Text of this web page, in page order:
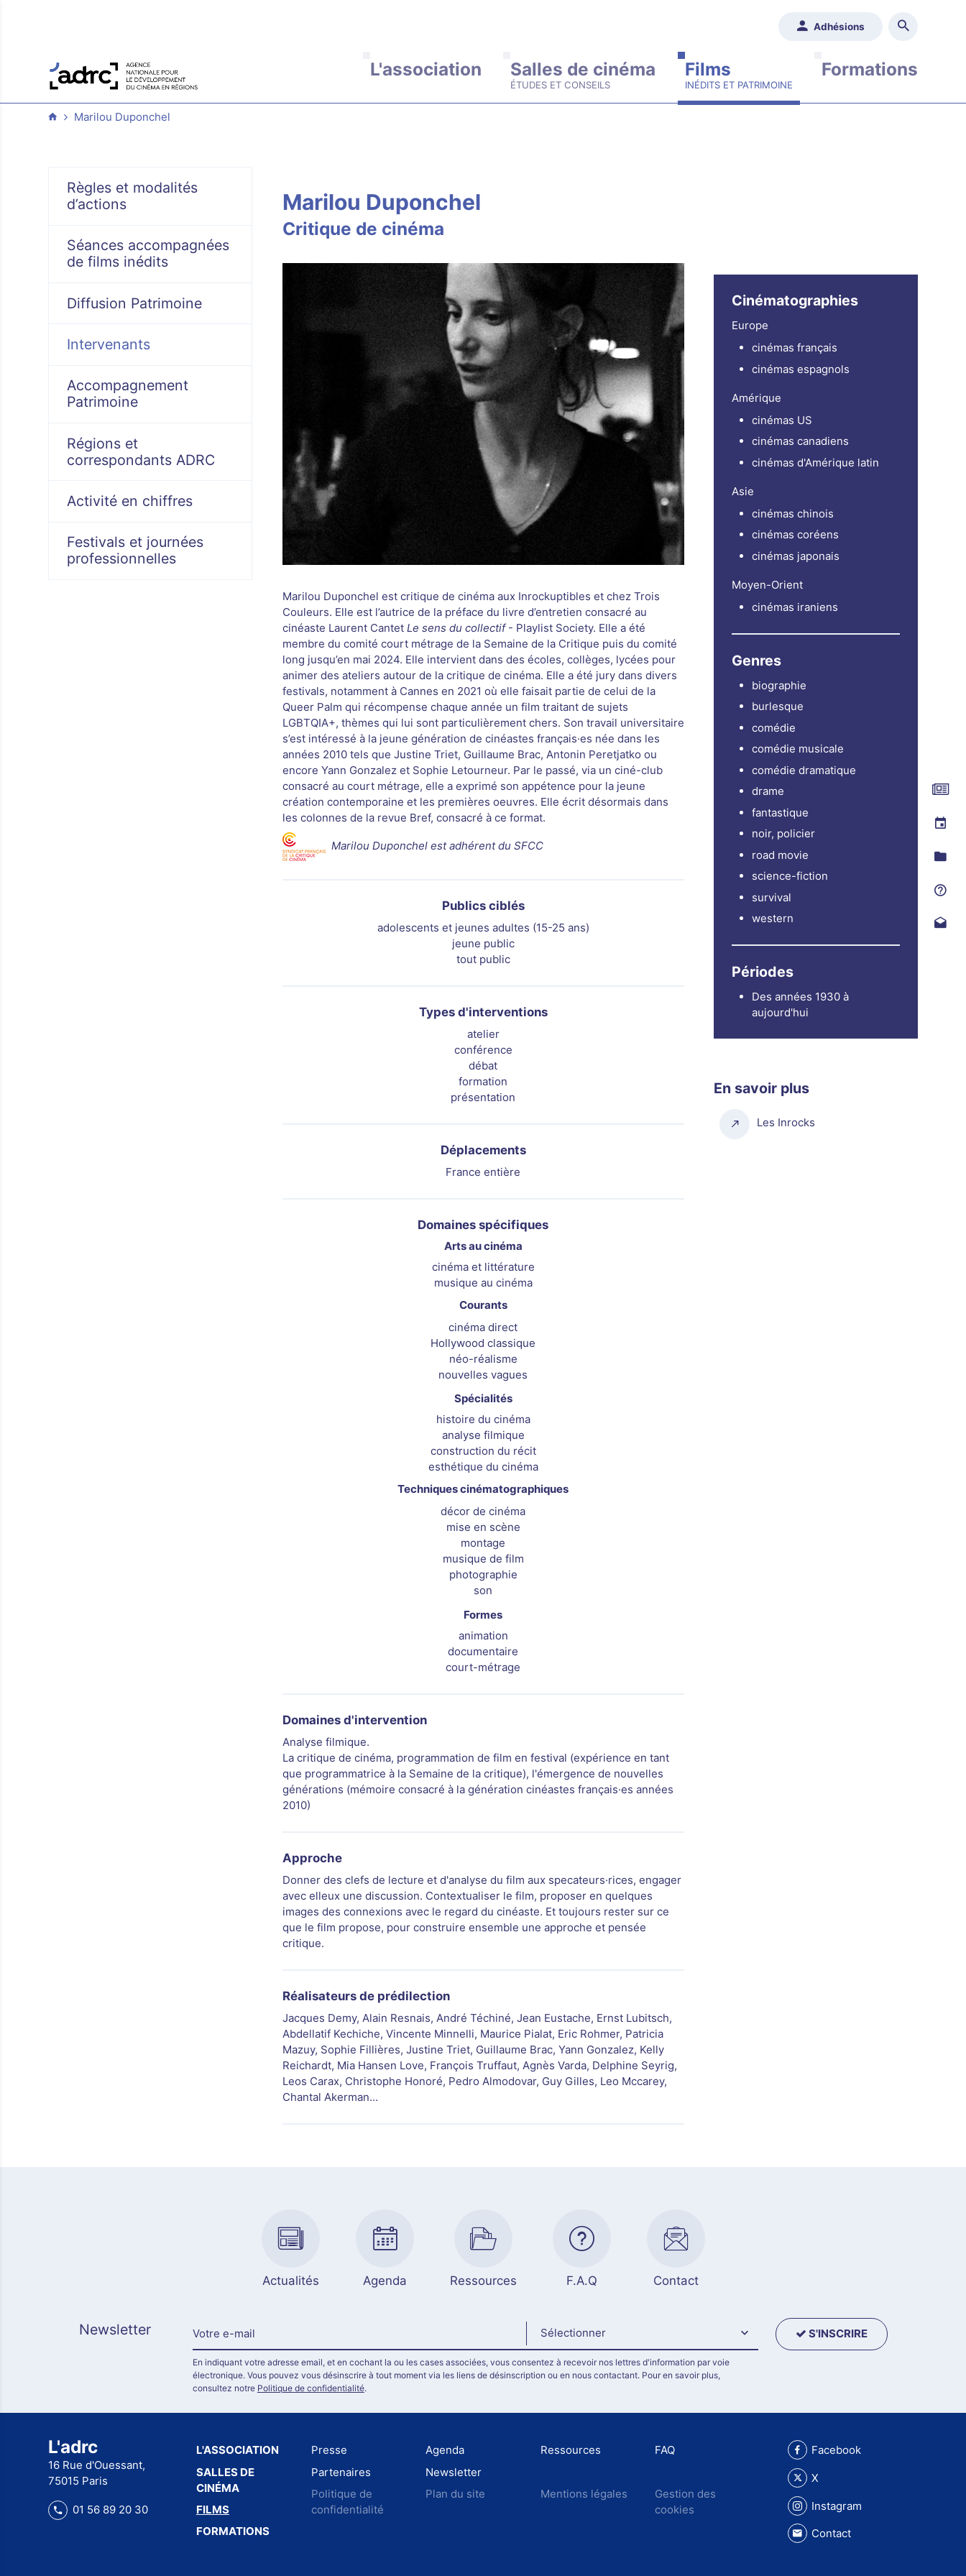
Adhésions
L'association Salles de cinéma Films Formations
Marilou Duponchel
Règles et modalités
d’actions
Séances accompagnées
de films inédits
Diffusion Patrimoine
Intervenants
Accompagnement
Patrimoine
Régions et
correspondants ADRC
Activité en chiffres
Festivals et journées
professionnelles
Marilou Duponchel
Critique de cinéma
Marilou Duponchel est critique de cinéma aux Inrockuptibles et chez Trois
Couleurs. Elle est l’autrice de la préface du livre d’entretien consacré au
cinéaste Laurent Cantet Le sens du collectif - Playlist Society. Elle a été
membre du comité court métrage de la Semaine de la Critique puis du comité
long jusqu’en mai 2024. Elle intervient dans des écoles, collèges, lycées pour
animer des ateliers autour de la critique de cinéma. Elle a été jury dans divers
festivals, notamment à Cannes en 2021 où elle faisait partie de celui de la
Queer Palm qui récompense chaque année un film traitant de sujets
LGBTQIA+, thèmes qui lui sont particulièrement chers. Son travail universitaire
s’est intéressé à la jeune génération de cinéastes français·es née dans les
années 2010 tels que Justine Triet, Guillaume Brac, Antonin Peretjatko ou
encore Yann Gonzalez et Sophie Letourneur. Par le passé, via un ciné-club
consacré au court métrage, elle a exprimé son appétence pour la jeune
création contemporaine et les premières oeuvres. Elle écrit désormais dans
les colonnes de la revue Bref, consacré à ce format.
Marilou Duponchel est adhérent du SFCC
Publics ciblés
adolescents et jeunes adultes (15-25 ans)
jeune public
tout public
Types d'interventions
atelier
conférence
débat
formation
présentation
Déplacements
France entière
Domaines spécifiques
Arts au cinéma
cinéma et littérature
musique au cinéma
Courants
cinéma direct
Hollywood classique
néo-réalisme
nouvelles vagues
Spécialités
histoire du cinéma
analyse filmique
construction du récit
esthétique du cinéma
Techniques cinématographiques
décor de cinéma
mise en scène
montage
musique de film
photographie
son
Formes
animation
documentaire
court-métrage
Domaines d'intervention
Analyse filmique.
La critique de cinéma, programmation de film en festival (expérience en tant
que programmatrice à la Semaine de la critique), l'émergence de nouvelles
générations (mémoire consacré à la génération cinéastes français·es années
2010)
Approche
Donner des clefs de lecture et d'analyse du film aux specateurs·rices, engager
avec elleux une discussion. Contextualiser le film, proposer en quelques
images des connexions avec le regard du cinéaste. Et toujours rester sur ce
que le film propose, pour construire ensemble une approche et pensée
critique.
Réalisateurs de prédilection
Jacques Demy, Alain Resnais, André Téchiné, Jean Eustache, Ernst Lubitsch,
Abdellatif Kechiche, Vincente Minnelli, Maurice Pialat, Eric Rohmer, Patricia
Mazuy, Sophie Fillières, Justine Triet, Guillaume Brac, Yann Gonzalez, Kelly
Reichardt, Mia Hansen Love, François Truffaut, Agnès Varda, Delphine Seyrig,
Leos Carax, Christophe Honoré, Pedro Almodovar, Guy Gilles, Leo Mccarey,
Chantal Akerman...
Cinématographies
Europe
cinémas français
cinémas espagnols
Amérique
cinémas US
cinémas canadiens
cinémas d'Amérique latin
Asie
cinémas chinois
cinémas coréens
cinémas japonais
Moyen-Orient
cinémas iraniens
Genres
biographie
burlesque
comédie
comédie musicale
comédie dramatique
drame
fantastique
noir, policier
road movie
science-fiction
survival
western
Périodes
Des années 1930 à
aujourd'hui
En savoir plus
Les Inrocks
Actualités Agenda Ressources F.A.Q Contact
Newsletter Sélectionner S'INSCRIRE
En indiquant votre adresse email, et en cochant la ou les cases associées, vous consentez à recevoir nos lettres d'information par voie
électronique. Vous pouvez vous désinscrire à tout moment via les liens de désinscription ou en nous contactant. Pour en savoir plus,
consultez notre Politique de confidentialité.
L'adrc
16 Rue d'Ouessant,
75015 Paris
01 56 89 20 30
L'ASSOCIATION
SALLES DE
CINÉMA
FILMS
FORMATIONS
Presse Agenda Ressources
FAQ
Partenaires
Newsletter
Politique de
confidentialité
Plan du site Mentions légales
Gestion des
cookies
Facebook
X
Instagram
Contact